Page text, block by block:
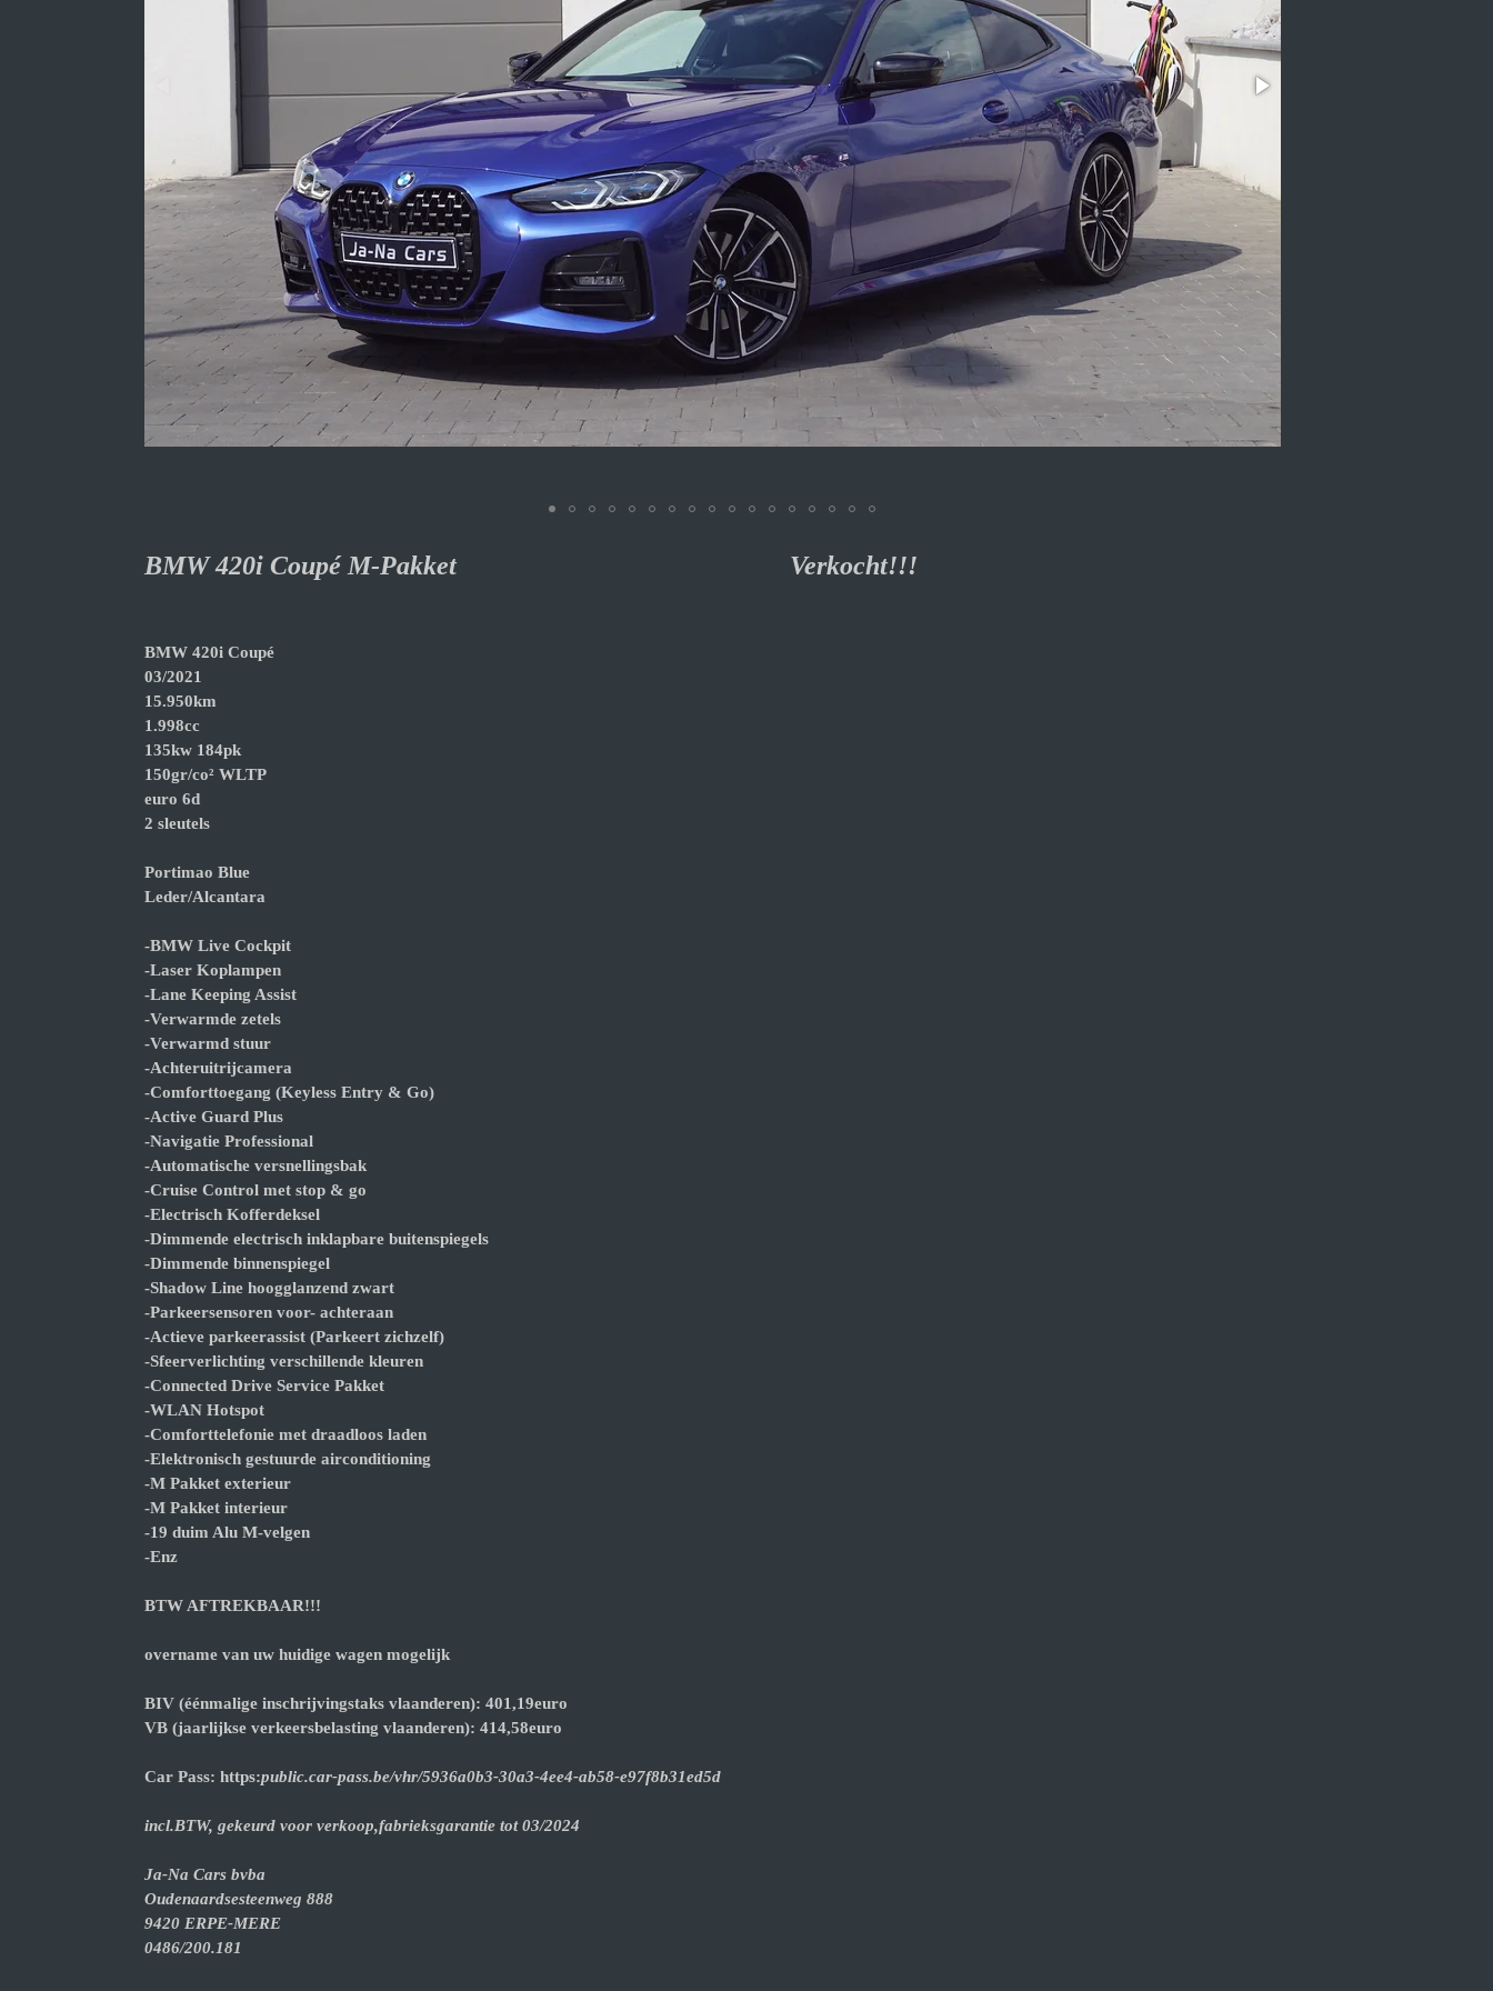
BMW 420i Coupé M-Pakket Verkocht!!!
BMW 420i Coupé
03/2021
15.950km
1.998cc
135kw 184pk
150gr/co² WLTP
euro 6d
2 sleutels
Portimao Blue
Leder/Alcantara
-BMW Live Cockpit
-Laser Koplampen
-Lane Keeping Assist
-Verwarmde zetels
-Verwarmd stuur
-Achteruitrijcamera
-Comforttoegang (Keyless Entry & Go)
-Active Guard Plus
-Navigatie Professional
-Automatische versnellingsbak
-Cruise Control met stop & go
-Electrisch Kofferdeksel
-Dimmende electrisch inklapbare buitenspiegels
-Dimmende binnenspiegel
-Shadow Line hoogglanzend zwart
-Parkeersensoren voor- achteraan
-Actieve parkeerassist (Parkeert zichzelf)
-Sfeerverlichting verschillende kleuren
-Connected Drive Service Pakket
-WLAN Hotspot
-Comforttelefonie met draadloos laden
-Elektronisch gestuurde airconditioning
-M Pakket exterieur
-M Pakket interieur
-19 duim Alu M-velgen
-Enz
BTW AFTREKBAAR!!!
overname van uw huidige wagen mogelijk
BIV (éénmalige inschrijvingstaks vlaanderen): 401,19euro
VB (jaarlijkse verkeersbelasting vlaanderen): 414,58euro
Car Pass: https:public.car-pass.be/vhr/5936a0b3-30a3-4ee4-ab58-e97f8b31ed5d
incl.BTW, gekeurd voor verkoop,fabrieksgarantie tot 03/2024
Ja-Na Cars bvba
Oudenaardsesteenweg 888
9420 ERPE-MERE
0486/200.181